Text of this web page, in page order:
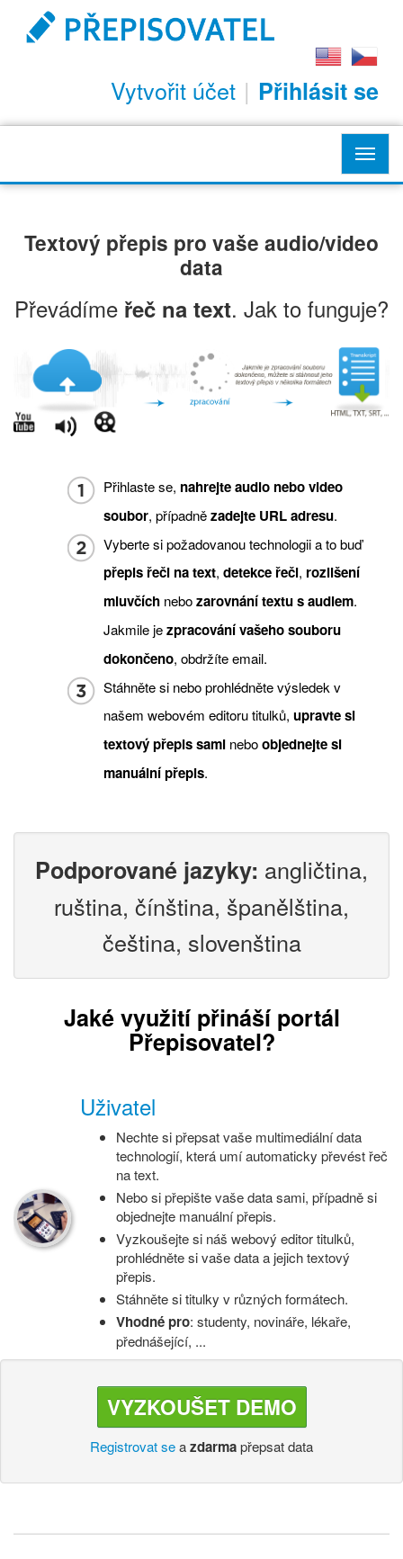
Vytvořit účet | Přihlásit se
Textový přepis pro vaše audio/video
data
Převádíme řeč na text. Jak to funguje?
Přihlaste se, nahrejte audio nebo video
soubor, případnězadejte URL adresu.
Vyberte si požadovanou technologii a to buď
přepis řeči na text, detekce řeči, rozlišení
mluvčích nebozarovnání textu s audiem.
Jakmile jezpracování vašeho souboru
dokončeno, obdržíte email.
Stáhněte si nebo prohlédněte výsledek v
našem webovém editoru titulků, upravte si
textový přepis sami neboobjednejte si
manuální přepis.
Podporované jazyky: angličtina,
ruština, čínština, španělština,
čeština, slovenština
Jaké využití přináší portál
Přepisovatel?
Uživatel
Nechte si přepsat vaše multimediální data
technologií, která umí automaticky převést řeč
na text.
Nebo si přepište vaše data sami, případně si
objednejte manuální přepis.
Vyzkoušejte si náš webový editor titulků,
prohlédněte si vaše data a jejich textový
přepis.
Stáhněte si titulky v různých formátech.
Vhodné pro: studenty, novináře, lékaře,
přednášející, ...
VYZKOUŠET DEMO
Registrovat seazdarmapřepsat data